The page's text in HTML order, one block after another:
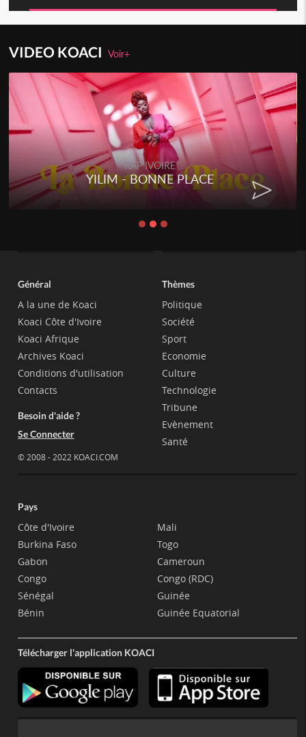
VIDEO KOACIVoir+
RAP IVOIRE
YILIM - BONNE PLACE
Général
A la une de Koaci
Koaci Côte d'Ivoire
Koaci Afrique
Archives Koaci
Conditions d'utilisation
Contacts
Besoin d'aide ?
Se Connecter
© 2008 - 2022 KOACI.COM
Thèmes
Politique
Société
Sport
Economie
Culture
Technologie
Tribune
Evènement
Santé
Pays
Côte d'Ivoire
Burkina Faso
Gabon
Congo
Sénégal
Bénin
Mali
Togo
Cameroun
Congo (RDC)
Guinée
Guinée Equatorial
Télécharger l'application KOACI